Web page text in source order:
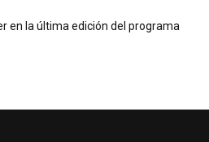
en la última edición del programa